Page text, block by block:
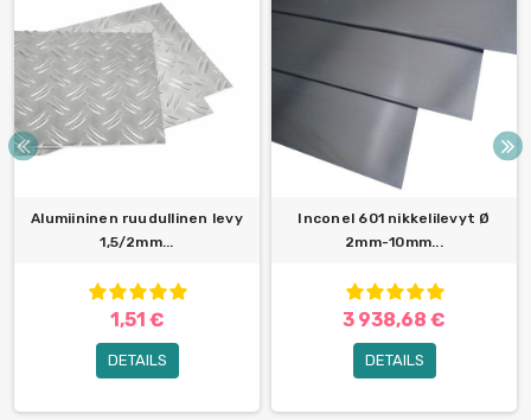
Alumiininen ruudullinen levy
1,5/2mm...
1,51 €
DETAILS
Inconel 601 nikkelilevyt Ø
2mm-10mm...
3 938,68 €
DETAILS